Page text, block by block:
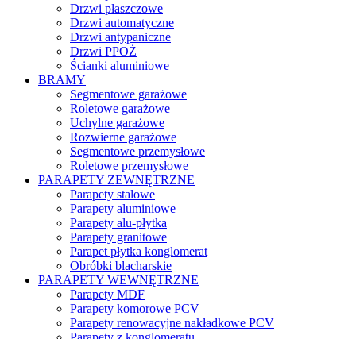
Drzwi płaszczowe
Drzwi automatyczne
Drzwi antypaniczne
Drzwi PPOŻ
Ścianki aluminiowe
BRAMY
Segmentowe garażowe
Roletowe garażowe
Uchylne garażowe
Rozwierne garażowe
Segmentowe przemysłowe
Roletowe przemysłowe
PARAPETY ZEWNĘTRZNE
Parapety stalowe
Parapety aluminiowe
Parapety alu-płytka
Parapety granitowe
Parapet płytka konglomerat
Obróbki blacharskie
PARAPETY WEWNĘTRZNE
Parapety MDF
Parapety komorowe PCV
Parapety renowacyjne nakładkowe PCV